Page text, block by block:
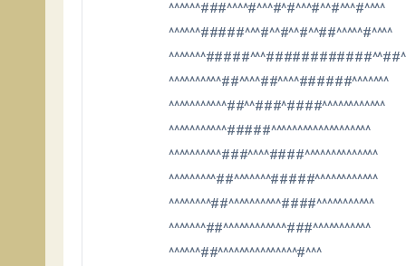
^^^^^^###^^^^#^^^#^#^^^#^^#^^^#^^^^
^^^^^^#####^^^#^^#^^#^^##^^^^^#^^^^
^^^^^^^^^^##^^^^##^^^^######^^^^^^^
^^^^^^^^^^^##^^###^####^^^^^^^^^^^^
^^^^^^^^^^^#####^^^^^^^^^^^^^^^^^^^
^^^^^^^^^^###^^^^####^^^^^^^^^^^^^^
^^^^^^^^^##^^^^^^^#####^^^^^^^^^^^^
^^^^^^^^##^^^^^^^^^^####^^^^^^^^^^^
^^^^^^^##^^^^^^^^^^^^###^^^^^^^^^^^
^^^^^^##^^^^^^^^^^^^^^^#^^^